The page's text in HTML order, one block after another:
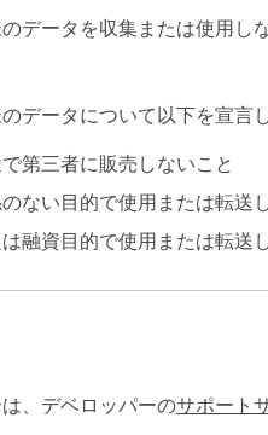
The extension does not
データを収集または使用
データについて以下を宣言
第三者に販売しないこと
ない目的で使用または転送
融資目的で使用または転送
、デベロッパーのサポート